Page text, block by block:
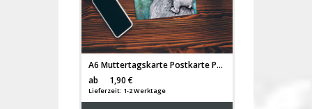
A6 Muttertagskarte Postkarte Print Koala Mama & Kind mit Spruch ...du bist die Beste pk183
ab
1,90 €
Lieferzeit: 1-2 Werktage